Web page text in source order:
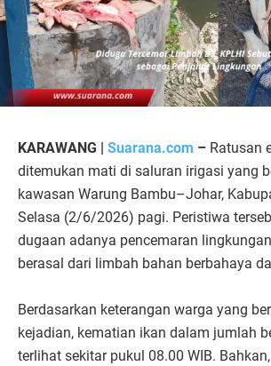
KARAWANG | Suarana.com – Ratusan
ditemukan mati di saluran irigasi yang
kawasan Warung Bambu–Johar,
Selasa (2/6/2026) pagi. Peristiwa
dugaan adanya pencemaran
berasal dari limbah bahan berbahaya
Berdasarkan keterangan warga yang
kejadian, kematian ikan dalam jumlah
terlihat sekitar pukul 08.00 WIB.